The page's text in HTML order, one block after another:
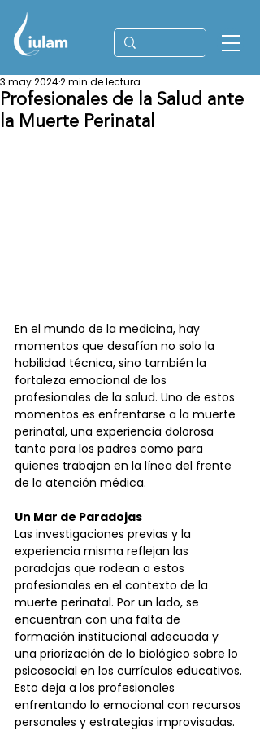
Profesionales de la Salud ante
la Muerte Perinatal
3 may 20242 min de lectura
En el mundo de la medicina, hay
momentos que desafían no solo la
habilidad técnica, sino también la
fortaleza emocional de los
profesionales de la salud. Uno de estos
momentos es enfrentarse a la muerte
perinatal, una experiencia dolorosa
tanto para los padres como para
quienes trabajan en la línea del frente
de la atención médica.
Un Mar de Paradojas
Las investigaciones previas y la
experiencia misma reflejan las
paradojas que rodean a estos
profesionales en el contexto de la
muerte perinatal. Por un lado, se
encuentran con una falta de
formación institucional adecuada y
una priorización de lo biológico sobre lo
psicosocial en los currículos educativos.
Esto deja a los profesionales
enfrentando lo emocional con recursos
personales y estrategias improvisadas.